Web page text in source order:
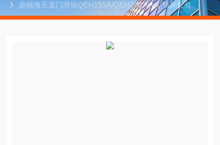
鼎翰海天龙门滑块QEH15SA/QEH20CA大型机床配件